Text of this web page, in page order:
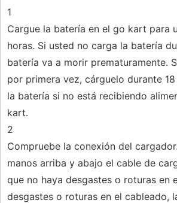
1
Cargue la batería en el go kart para
horas. Si usted no carga la batería
batería va a morir prematuramente.
por primera vez, cárguelo durante
la batería si no está recibiendo
kart.
2
Compruebe la conexión del
manos arriba y abajo el cable de
que no haya desgastes o roturas en
desgastes o roturas en el cableado,